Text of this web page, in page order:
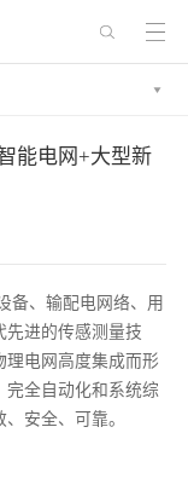
能电网+大型新
备、输配电网络、用
先进的传感测量技
理电网高度集成而形
完全自动化和系统综
安全、可靠。